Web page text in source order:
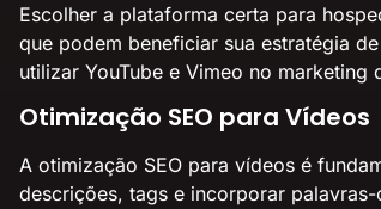
Escolher a plataforma certa para
que podem beneficiar sua estratégia
utilizar YouTube e Vimeo no marketing
Otimização SEO para Vídeos
A otimização SEO para vídeos é
descrições, tags e incorporar